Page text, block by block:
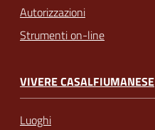
Autorizzazioni
Strumenti on-line
VIVERE CASALFIUMANESE
Luoghi